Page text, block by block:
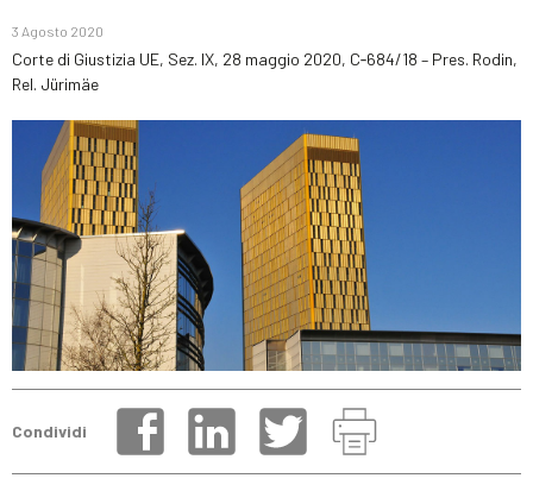
3 Agosto 2020
Corte di Giustizia UE, Sez. IX, 28 maggio 2020, C‑684/18 – Pres. Rodin,
Rel. Jürimäe
Condividi